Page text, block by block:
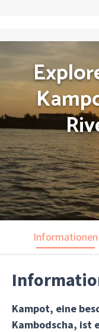
Informationen
Kampot, eine
Kambodscha, ist